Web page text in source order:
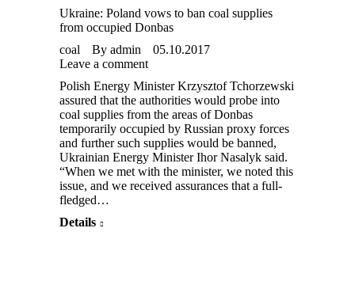
Ukraine: Poland vows to ban coal supplies
from occupied Donbas
coal
By admin
05.10.2017
Leave a comment
Polish Energy Minister Krzysztof Tchorzewski
assured that the authorities would probe into
coal supplies from the areas of Donbas
temporarily occupied by Russian proxy forces
and further such supplies would be banned,
Ukrainian Energy Minister Ihor Nasalyk said.
“When we met with the minister, we noted this
issue, and we received assurances that a full-
fledged…
Details